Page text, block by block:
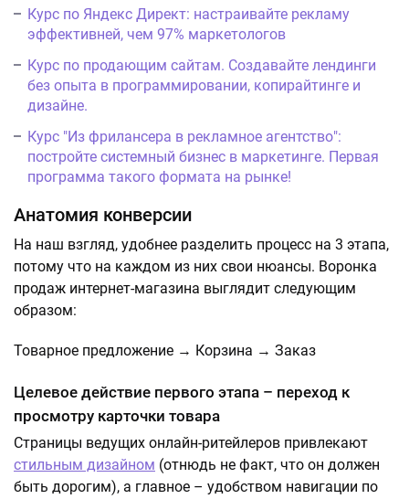
Курс по Яндекс Директ: настраивайте рекламу
эффективней, чем 97% маркетологов
Курс по продающим сайтам. Создавайте лендинги
без опыта в программировании, копирайтинге и
дизайне.
Курс "Из фрилансера в рекламное агентство":
постройте системный бизнес в маркетинге. Первая
программа такого формата на рынке!
Анатомия конверсии
На наш взгляд, удобнее разделить процесс на 3 этапа,
потому что на каждом из них свои нюансы. Воронка
продаж интернет-магазина выглядит следующим
образом:
Товарное предложение → Корзина → Заказ
Целевое действие первого этапа – переход к
просмотру карточки товара
Страницы ведущих онлайн-ритейлеров привлекают
стильным дизайном (отнюдь не факт, что он должен
быть дорогим), а главное – удобством навигации по